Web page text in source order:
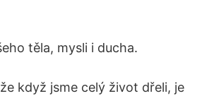
těla, mysli i ducha.
když jsme celý život dřeli, je